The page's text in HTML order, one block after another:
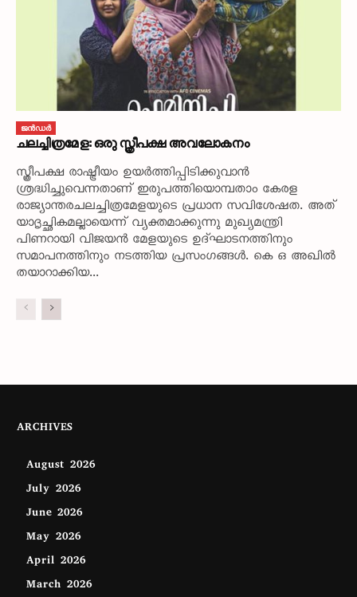
ജൻഡർ
ചലച്ചിത്രമേള: ഒരു സ്ത്രീപക്ഷ അവലോകനം
സ്ത്രീപക്ഷ രാഷ്ട്രീയം ഉയർത്തിപ്പിടിക്കുവാൻ
ശ്രദ്ധിച്ചുവെന്നതാണ് ഇരുപത്തിയൊമ്പതാം കേരള
രാജ്യാന്തരചലച്ചിത്രമേളയുടെ പ്രധാന സവിശേഷത. അത്
യാദൃച്ഛികമല്ലായെന്ന് വ്യക്തമാക്കുന്നു മുഖ്യമന്ത്രി
പിണറായി വിജയൻ മേളയുടെ ഉദ്‌ഘാടനത്തിനും
സമാപനത്തിനും നടത്തിയ പ്രസംഗങ്ങൾ. കെ ഒ അഖിൽ
തയാറാക്കിയ...
ARCHIVES
August 2026
July 2026
June 2026
May 2026
April 2026
March 2026